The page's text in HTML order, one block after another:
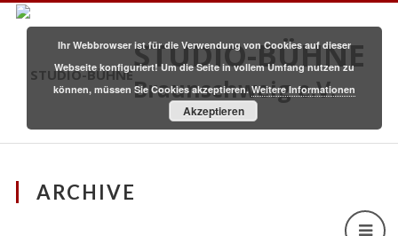
STUDIO-BÜHNE
Braunschweig e.V.
ARCHIVE
Ihr Webbrowser ist für die Verwendung von Cookies auf dieser
Webseite konfiguriert! Um die Seite in vollem Umfang nutzen zu
können, müssen Sie Cookies akzeptieren.Weitere Informationen
Akzeptieren